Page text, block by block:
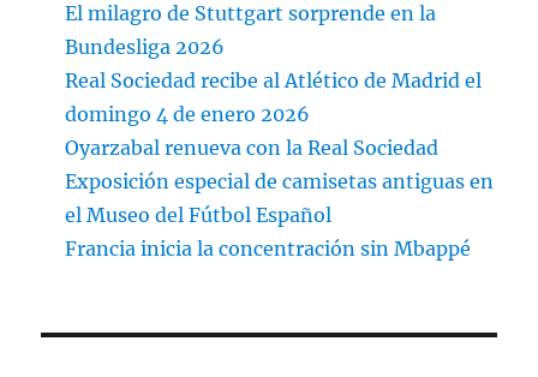
El milagro de Stuttgart sorprende en la
Bundesliga 2026
Real Sociedad recibe al Atlético de Madrid el
domingo 4 de enero 2026
Oyarzabal renueva con la Real Sociedad
Exposición especial de camisetas antiguas en
el Museo del Fútbol Español
Francia inicia la concentración sin Mbappé